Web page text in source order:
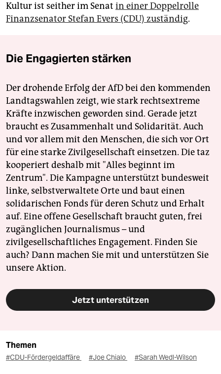
Kultur ist seither im Senat in einer Doppelrolle
Finanzsenator Stefan Evers (CDU) zuständig.
Die Engagierten stärken
Der drohende Erfolg der AfD bei den kommenden
Landtagswahlen zeigt, wie stark rechtsextreme
Kräfte inzwischen geworden sind. Gerade jetzt
braucht es Zusammenhalt und Solidarität. Auch
und vor allem mit den Menschen, die sich vor Ort
für eine starke Zivilgesellschaft einsetzen. Die taz
kooperiert deshalb mit "Alles beginnt im
Zentrum". Die Kampagne unterstützt bundesweit
linke, selbstverwaltete Orte und baut einen
solidarischen Fonds für deren Schutz und Erhalt
auf. Eine offene Gesellschaft braucht guten, frei
zugänglichen Journalismus – und
zivilgesellschaftliches Engagement. Finden Sie
auch? Dann machen Sie mit und unterstützen Sie
unsere Aktion.
Jetzt unterstützen
Themen
#CDU-Fördergeldaffäre #Joe Chialo #Sarah Wedl-Wilson